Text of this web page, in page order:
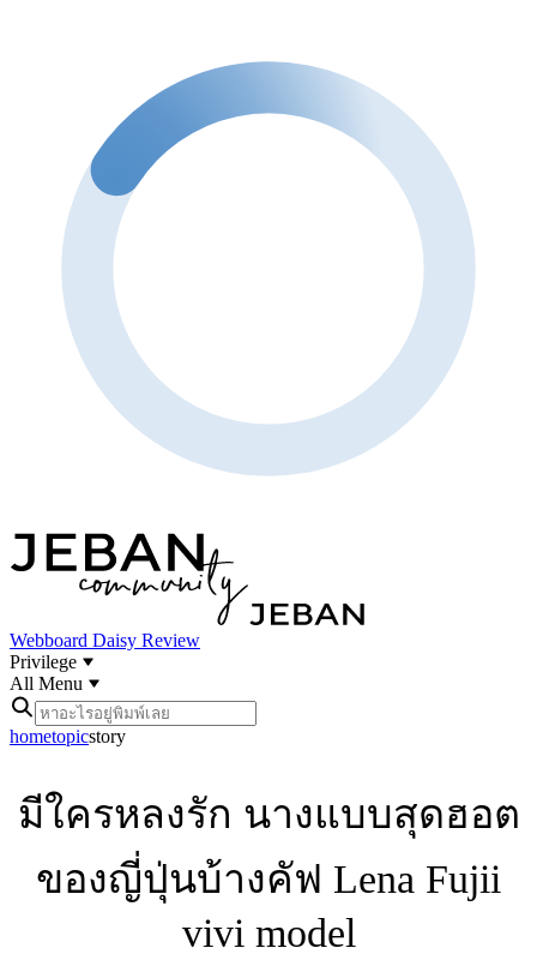
Webboard Daisy Review
Privilege
All Menu
hometopicstory
มีใครหลงรัก นางแบบสุดฮอต
ของญี่ปุ่นบ้างคัฟ Lena Fujii
vivi model